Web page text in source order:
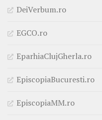
DeiVerbum.ro
EGCO.ro
EparhiaClujGherla.ro
EpiscopiaBucuresti.ro
EpiscopiaMM.ro